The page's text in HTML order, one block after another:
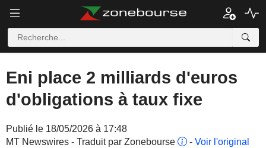
Eni place 2 milliards d'euros
d'obligations à taux fixe
Publié le 18/05/2026 à 17:48
MT Newswires - Traduit par Zonebourse
- Voir l'original